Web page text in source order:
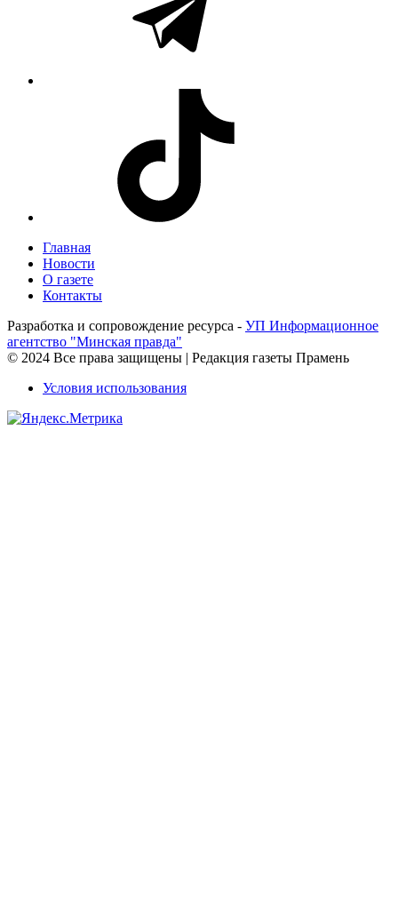
Главная
Новости
О газете
Контакты
Разработка и сопровождение ресурса - УП Информационное
агентство "Минская правда"
© 2024 Все права защищены | Редакция газеты Прамень
Условия использования